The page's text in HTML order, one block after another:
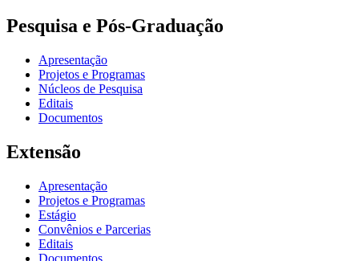
Pesquisa e Pós-Graduação
Apresentação
Projetos e Programas
Núcleos de Pesquisa
Editais
Documentos
Extensão
Apresentação
Projetos e Programas
Estágio
Convênios e Parcerias
Editais
Documentos